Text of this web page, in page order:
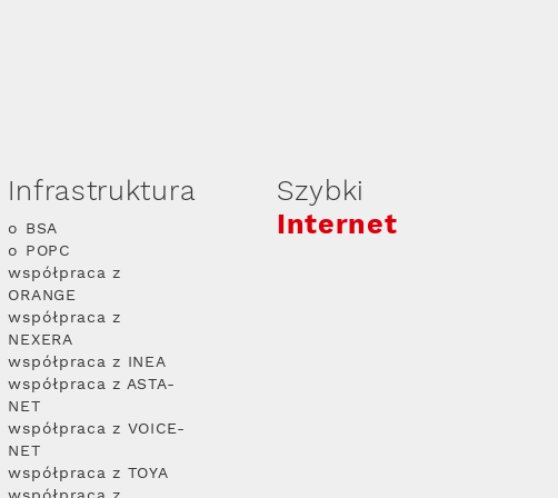
Infrastruktura
o BSA
o POPC
współpraca z
ORANGE
współpraca z
NEXERA
współpraca z INEA
współpraca z ASTA-
NET
współpraca z VOICE-
NET
współpraca z TOYA
Szybki
Internet